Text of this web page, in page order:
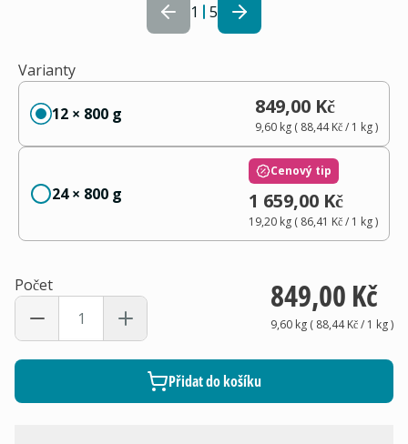
1 5
Varianty
12 × 800 g 849,00 Kč
9,60 kg( 88,44 Kč/ 1 kg)
24 × 800 g
Cenový tip
1 659,00 Kč
19,20 kg( 86,41 Kč/ 1 kg)
Počet 849,00 Kč
9,60 kg( 88,44 Kč/ 1 kg)
Přidat do košíku